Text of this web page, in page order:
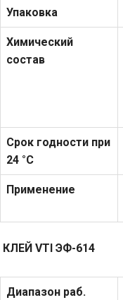
Упаковка
Химический
состав
Срок годности при
24 °С
Применение
КЛЕЙ VTI ЭФ-614
Диапазон раб.